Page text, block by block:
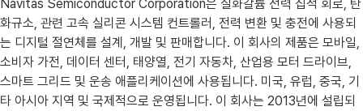
Navitas Semiconductor Corporation은 질화갈륨 전력 집적 회로, 탄
화규소, 관련 고속 실리콘 시스템 컨트롤러, 전력 변환 및 충전에 사용되
는 디지털 절연체를 설계, 개발 및 판매합니다. 이 회사의 제품은 모바일,
소비자 가전, 데이터 센터, 태양열, 전기 자동차, 산업용 모터 드라이브,
스마트 그리드 및 운송 애플리케이션에 사용됩니다. 미국, 유럽, 중국, 기
타 아시아 지역 및 국제적으로 운영됩니다. 이 회사는 2013년에 설립되